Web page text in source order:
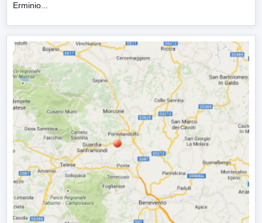
Erminio...